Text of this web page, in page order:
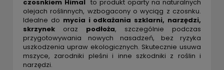
czosnkiem Himal to produkt oparty na naturalnych
olejach roślinnych, wzbogacony o wyciąg z czosnku.
Idealne do mycia i odkażania szklarni, narzędzi,
skrzynek oraz podłoża, szczególnie podczas
przygotowywania nowych nasadzeń, bez ryzyka
uszkodzenia upraw ekologicznych. Skutecznie usuwa
mszyce, zarodniki pleśni i inne szkodniki z roślin i
narzędzi.